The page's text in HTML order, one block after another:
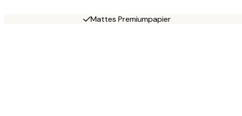
Mattes Premiumpapier